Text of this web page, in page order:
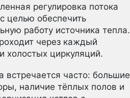
регулировка потока
целью обеспечить
работу источника тепла.
через каждый
холостых циркуляций.
встречается часто: большие
наличие тёплых полов и